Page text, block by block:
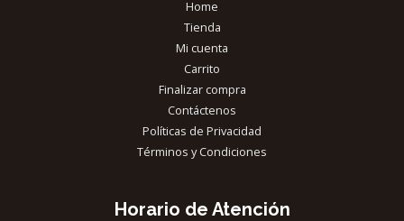
Home
Tienda
Mi cuenta
Carrito
Finalizar compra
Contáctenos
Políticas de Privacidad
Términos y Condiciones
Horario de Atención